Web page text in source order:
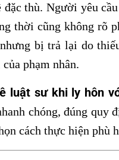
thù. Người yêu
thời cũng không rõ
bị trả lại do
phạm nhân.
luật sư khi ly hôn
chóng, đúng
cách thực hiện phù